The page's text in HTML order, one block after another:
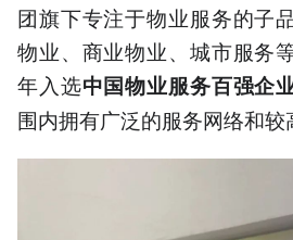
团旗下专注于物业服务的子
物业、商业物业、城市服务
年入选中国物业服务百强企
围内拥有广泛的服务网络和较